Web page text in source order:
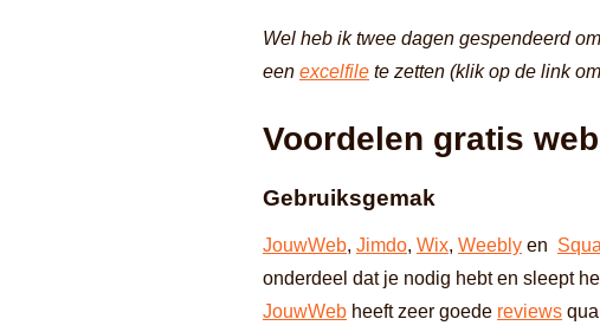
Wel heb ik twee dagen gespendeerd
een excelfile te zetten (klik op de link
Voordelen gratis
Gebruiksgemak
JouwWeb, Jimdo, Wix, Weebly en
onderdeel dat je nodig hebt en sleept
JouwWeb heeft zeer goede reviews